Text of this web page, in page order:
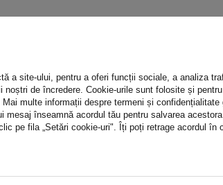
a site-ului, pentru a oferi funcții sociale, a analiza
de încredere. Cookie-urile sunt folosite și
Mai multe informații despre termeni și
mesaj înseamnă acordul tău pentru salvarea
pe fila „Setări cookie-uri". Îți poți retrage acordul în